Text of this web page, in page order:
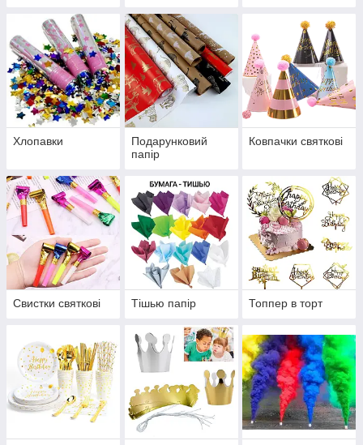
Хлопавки
Подарунковий
папір
Ковпачки святкові
Свистки святкові Тішью папір Топпер в торт